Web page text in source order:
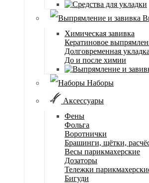
Химическая завивка
Кератиновое
Долговременная укладка
До и после химии
Наборы
Аксессуары
Фены
Фольга
Воротнички
Брашинги, щётки,
Весы парикмахерские
Дозаторы
Тележки
Бигуди